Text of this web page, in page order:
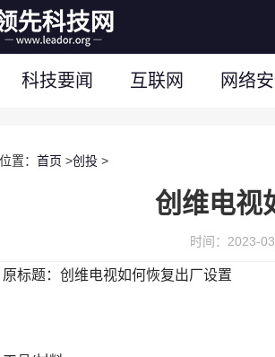
科技要闻 互联网 网络
置： 首页 >创投 >
创维电视
时间：2023-
原标题：创维电视如何恢复出厂设置